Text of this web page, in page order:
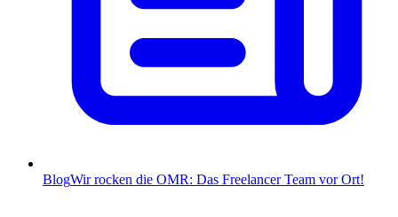
BlogWir rocken die OMR: Das Freelancer Team vor Ort!